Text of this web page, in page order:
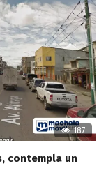
187
contempla un